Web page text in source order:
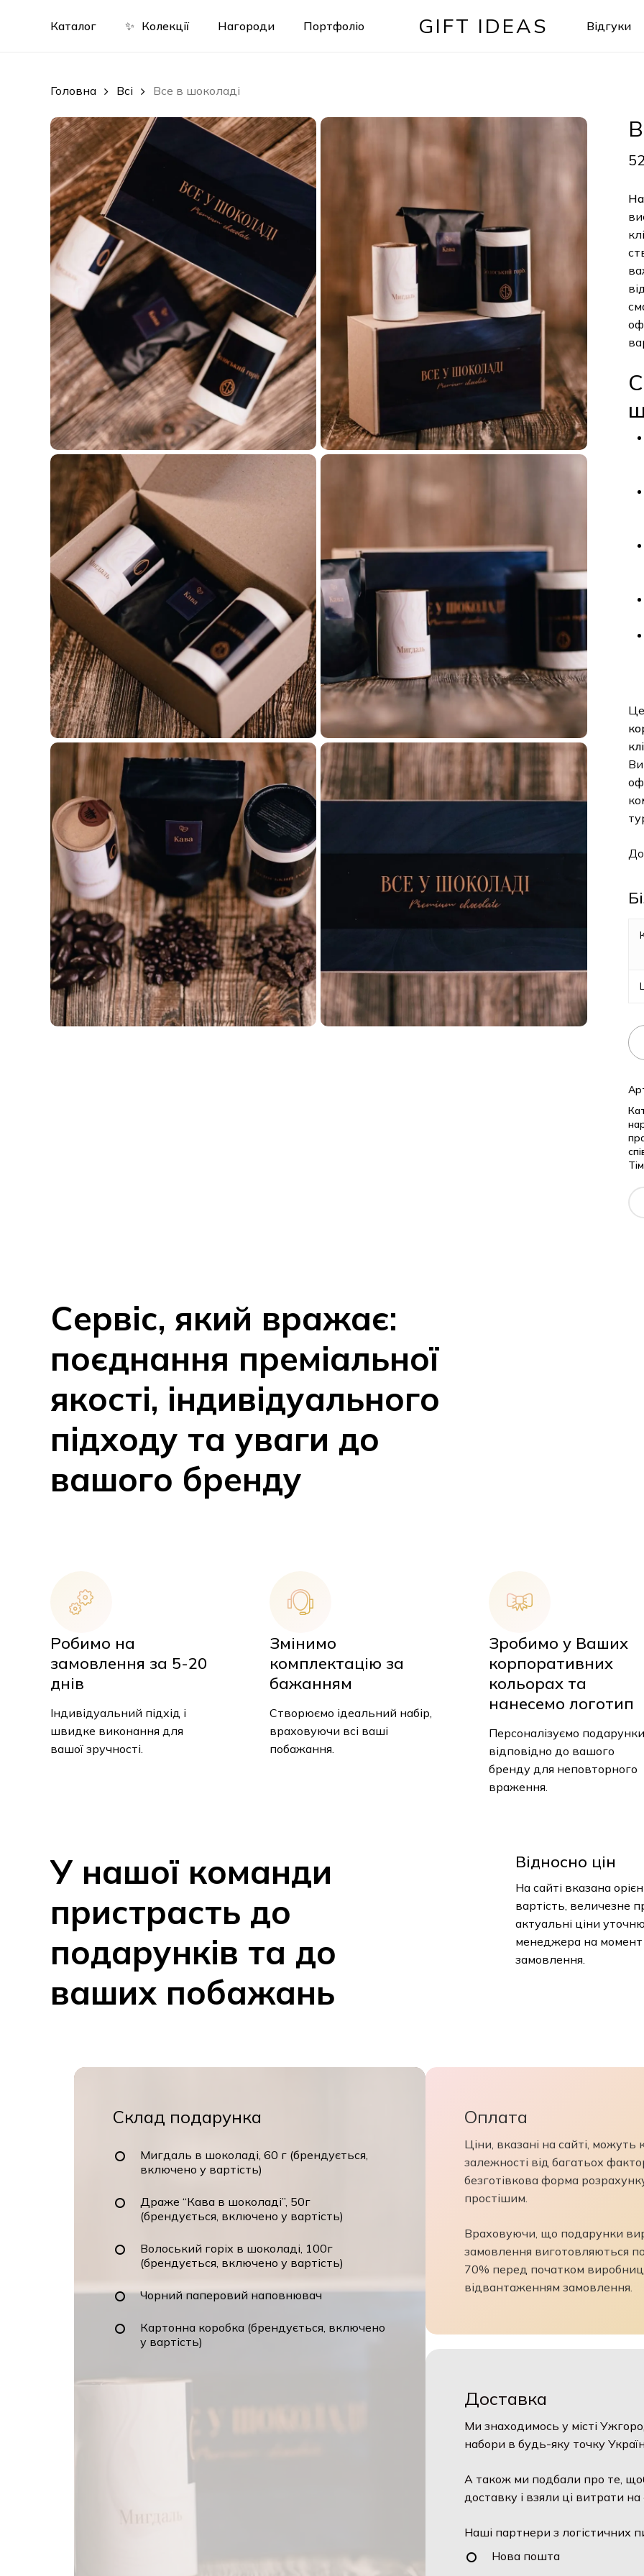
GIFT IDEAS
Каталог ✨ Колекції Нагороди Портфоліо Відгуки
Кошик
Головна Всі Все в шоколаді
Сервіс, який вражає:
поєднання преміальної
якості, індивідуального
підходу та уваги до
вашого бренду
Робимо на
замовлення за 5-20
днів
Індивідуальний підхід і
швидке виконання для
вашої зручності.
Змінимо
комплектацію за
бажанням
Створюємо ідеальний набір,
враховуючи всі ваші
побажання.
Зробимо у Ваших
корпоративних
кольорах та
нанесемо логотип
Персоналізуємо подарунки
відповідно до вашого
бренду для неповторного
враження.
У нашої команди
пристрасть до
подарунків та до
ваших побажань
Відносно цін
На сайті вказана
вартість, величезне
актуальні ціни
менеджера на момент
замовлення.
Склад подарунка
Мигдаль в шоколаді, 60 г (брендується,
включено у вартість)
Драже “Кава в шоколаді”, 50г
(брендується, включено у вартість)
Волоський горіх в шоколаді, 100г
(брендується, включено у вартість)
Чорний паперовий наповнювач
Картонна коробка (брендується, включено
у вартість)
Оплата
Ціни, вказані на сайті,
залежності від багатьох
безготівкова форма
простішим.
Враховуючи, що подарунки
замовлення виготовляються
70% перед початком
відвантаженням замовлення.
Доставка
Ми знаходимось у місті
набори в будь-яку точку
А також ми подбали про те,
доставку і взяли ці витрати на
Наші партнери з логістичних
Нова пошта